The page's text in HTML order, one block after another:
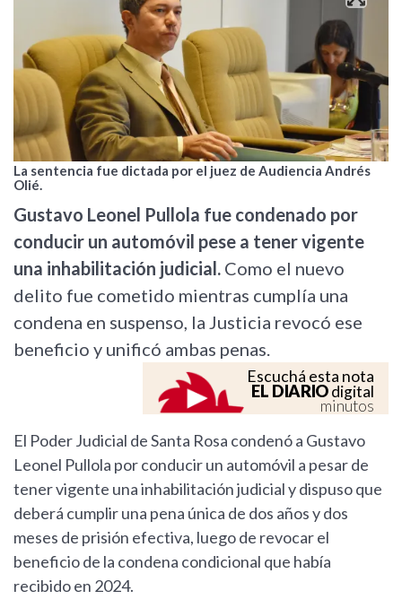
La sentencia fue dictada por el juez de Audiencia Andrés
Olié.
Gustavo Leonel Pullola fue condenado por
conducir un automóvil pese a tener vigente
una inhabilitación judicial. Como el nuevo
delito fue cometido mientras cumplía una
condena en suspenso, la Justicia revocó ese
beneficio y unificó ambas penas.
Escuchá esta nota
EL DIARIOdigital
minutos
El Poder Judicial de Santa Rosa condenó a Gustavo
Leonel Pullola por conducir un automóvil a pesar de
tener vigente una inhabilitación judicial y dispuso que
deberá cumplir una pena única de dos años y dos
meses de prisión efectiva, luego de revocar el
beneficio de la condena condicional que había
recibido en 2024.